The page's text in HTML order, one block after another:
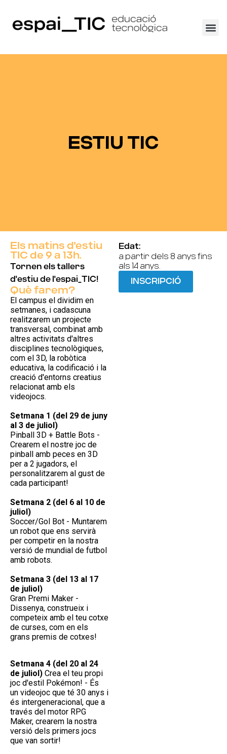
ESTIU TIC
Els matins d'estiu
TIC de 9 a 13h.
Tornen els tallers
d'estiu de l'espai_TIC!
Què farem?
El campus el dividim en
setmanes, i cadascuna
realitzarem un projecte
transversal, combinat amb
altres activitats d'altres
disciplines tecnològiques,
com el 3D, la robòtica
educativa, la codificació i la
creació d'entorns creatius
relacionat amb els
videojocs.
Setmana 1 (del 29 de juny
al 3 de juliol)
Pinball 3D + Battle Bots -
Crearem el nostre joc de
pinball amb peces en 3D
per a 2 jugadors, el
personalitzarem al gust de
cada participant!
Setmana 2 (del 6 al 10 de
juliol)
Soccer/Gol Bot - Muntarem
un robot que ens servirà
per competir en la nostra
versió de mundial de futbol
amb robots.
Setmana 3 (del 13 al 17
de juliol)
Gran Premi Maker -
Dissenya, construeix i
competeix amb el teu cotxe
de curses, com en els
grans premis de cotxes!
Setmana 4 (del 20 al 24
de juliol) Crea el teu propi
joc d'estil Pokémon! - És
un videojoc que té 30 anys i
és intergeneracional, que a
través del motor RPG
Maker, crearem la nostra
versió dels primers jocs
que van sortir!
INSCRIPCIÓ
Edat:
a partir dels 8 anys fins
als 14 anys.